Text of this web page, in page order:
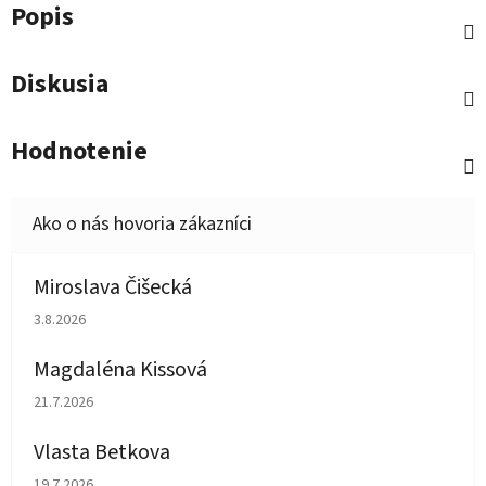
Popis
Diskusia
Hodnotenie
Miroslava Čišecká
Hodnotenie obchodu je 1 z 5 hviezdičiek.
3.8.2026
Magdaléna Kissová
Hodnotenie obchodu je 5 z 5 hviezdičiek.
21.7.2026
Vlasta Betkova
Hodnotenie obchodu je 5 z 5 hviezdičiek.